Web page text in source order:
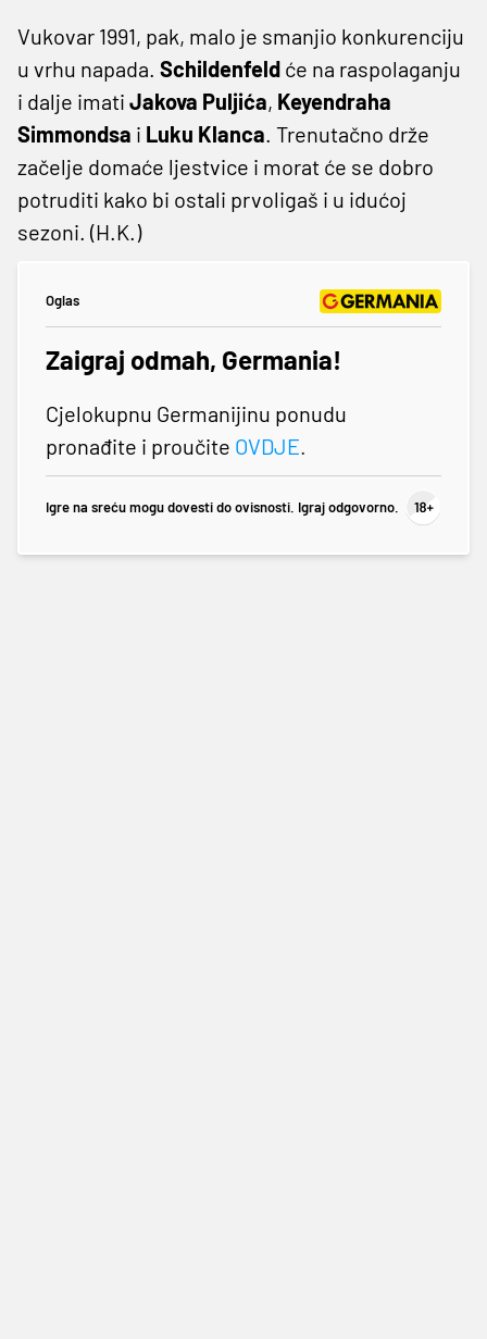
Vukovar 1991, pak, malo je smanjio konkurenciju
u vrhu napada. Schildenfeld će na raspolaganju
i dalje imati Jakova Puljića, Keyendraha
Simmondsa i Luku Klanca. Trenutačno drže
začelje domaće ljestvice i morat će se dobro
potruditi kako bi ostali prvoligaš i u idućoj
sezoni. (H.K.)
Oglas
Zaigraj odmah, Germania!
Cjelokupnu Germanijinu ponudu
pronađite i proučite OVDJE.
Igre na sreću mogu dovesti do ovisnosti. Igraj odgovorno.